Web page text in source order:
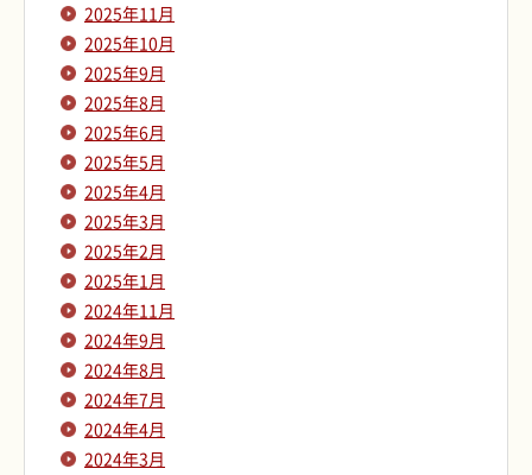
2025年11月
2025年10月
2025年9月
2025年8月
2025年6月
2025年5月
2025年4月
2025年3月
2025年2月
2025年1月
2024年11月
2024年9月
2024年8月
2024年7月
2024年4月
2024年3月